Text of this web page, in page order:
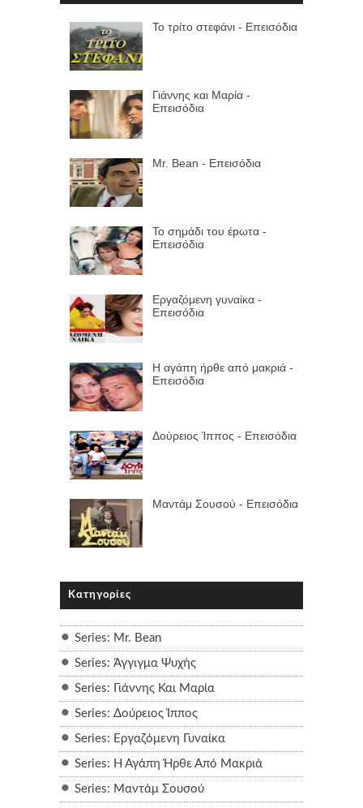
Το τρίτο στεφάνι - Επεισόδια
Γιάννης και Μαρία -
Επεισόδια
Mr. Bean - Επεισόδια
Το σημάδι του έpωτα -
Επεισόδια
Εργαζόμενη γυναίκα -
Επεισόδια
Η αγάπη ήρθε από μακριά -
Επεισόδια
Δούρειος Ίππος - Επεισόδια
Μαντάμ Σουσού - Επεισόδια
Κατηγορίες
Series: Mr. Bean
Series: Άγγιγμα Ψυχής
Series: Γιάννης Και Μαρία
Series: Δούρειος Ίππος
Series: Εργαζόμενη Γυναίκα
Series: Η Αγάπη Ήρθε Από Μακριά
Series: Μαντάμ Σουσού